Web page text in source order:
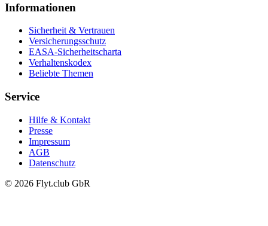
Informationen
Sicherheit & Vertrauen
Versicherungsschutz
EASA-Sicherheitscharta
Verhaltenskodex
Beliebte Themen
Service
Hilfe & Kontakt
Presse
Impressum
AGB
Datenschutz
© 2026 Flyt.club GbR